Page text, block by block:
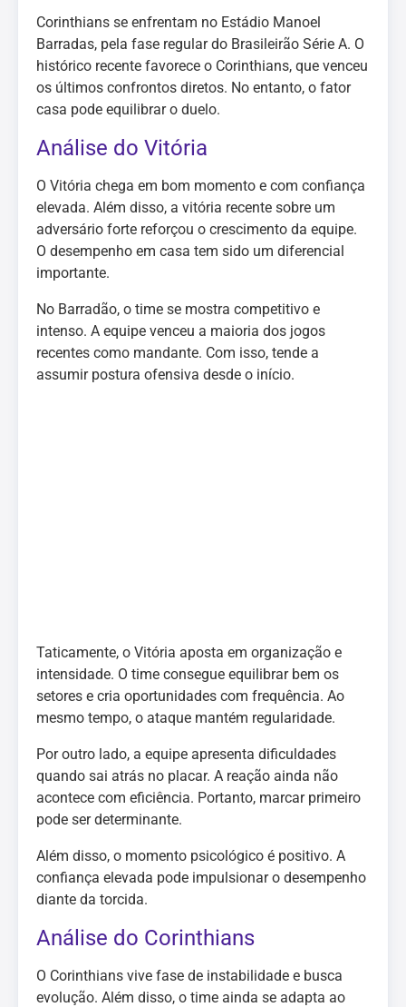
Corinthians se enfrentam no Estádio Manoel
Barradas, pela fase regular do Brasileirão Série A. O
histórico recente favorece o Corinthians, que venceu
os últimos confrontos diretos. No entanto, o fator
casa pode equilibrar o duelo.
Análise do Vitória
O Vitória chega em bom momento e com confiança
elevada. Além disso, a vitória recente sobre um
adversário forte reforçou o crescimento da equipe.
O desempenho em casa tem sido um diferencial
importante.
No Barradão, o time se mostra competitivo e
intenso. A equipe venceu a maioria dos jogos
recentes como mandante. Com isso, tende a
assumir postura ofensiva desde o início.
Taticamente, o Vitória aposta em organização e
intensidade. O time consegue equilibrar bem os
setores e cria oportunidades com frequência. Ao
mesmo tempo, o ataque mantém regularidade.
Por outro lado, a equipe apresenta dificuldades
quando sai atrás no placar. A reação ainda não
acontece com eficiência. Portanto, marcar primeiro
pode ser determinante.
Além disso, o momento psicológico é positivo. A
confiança elevada pode impulsionar o desempenho
diante da torcida.
Análise do Corinthians
O Corinthians vive fase de instabilidade e busca
evolução. Além disso, o time ainda se adapta ao